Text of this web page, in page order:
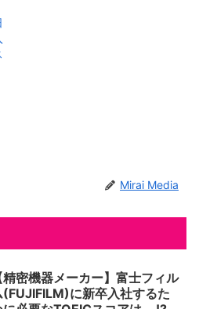
Mirai Media
精密機器メーカー】富士フィル
(FUJIFILM)に新卒入社するた